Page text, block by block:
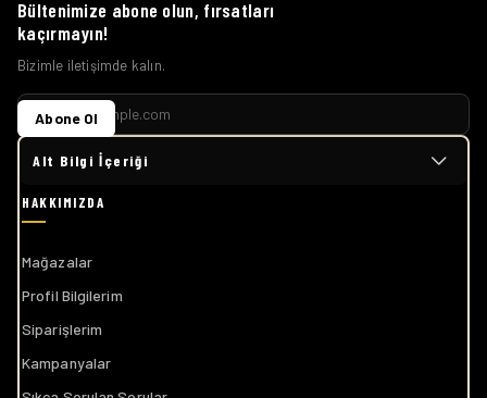
Alt Bilgi İçeriği
Mağazalar
Profil Bilgilerim
Siparişlerim
Kampanyalar
Bültenimize abone olun, fırsatları
kaçırmayın!
Bizimle iletişimde kalın.
Abone Ol